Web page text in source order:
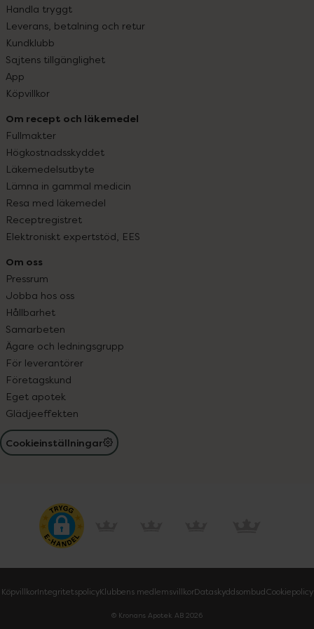
Handla tryggt
Leverans, betalning och retur
Kundklubb
Sajtens tillgänglighet
App
Köpvillkor
Om recept och läkemedel
Fullmakter
Högkostnadsskyddet
Läkemedelsutbyte
Lämna in gammal medicin
Resa med läkemedel
Receptregistret
Elektroniskt expertstöd, EES
Om oss
Pressrum
Jobba hos oss
Hållbarhet
Samarbeten
Ägare och ledningsgrupp
För leverantörer
Företagskund
Eget apotek
Glädjeeffekten
Cookieinställningar
KöpvillkorIntegritetspolicyKlubbens medlemsvillkorDataskyddsombudCookiepolicy
© Kronans Apotek AB 2026